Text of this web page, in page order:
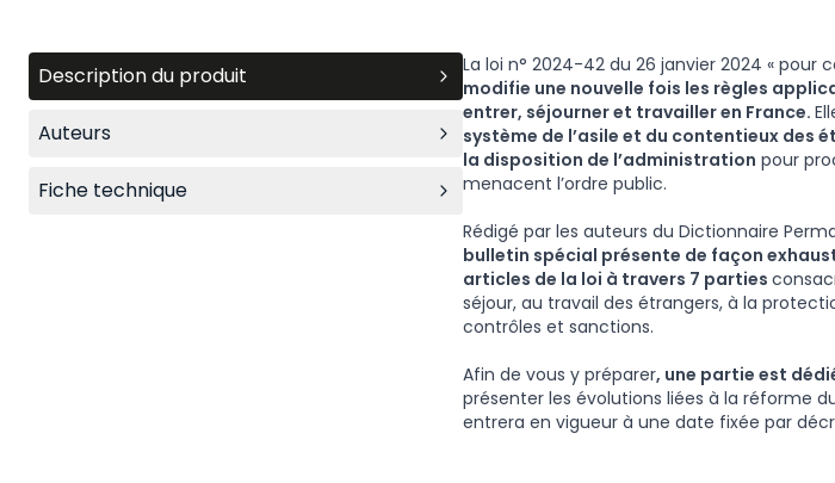
Description du produit
Auteurs
Fiche technique
La loi n° 2024-42 du 26 janvier 2024 « pour
modifie une nouvelle fois les règles
entrer, séjourner et travailler en France.
système de l’asile et du contentieux des
la disposition de l’administration pour
menacent l’ordre public.
Rédigé par les auteurs du Dictionnaire
bulletin spécial présente de façon
articles de la loi à travers 7 parties
séjour, au travail des étrangers, à la
contrôles et sanctions.
Afin de vous y préparer, une partie est
présenter les évolutions liées à la réforme
entrera en vigueur à une date fixée par